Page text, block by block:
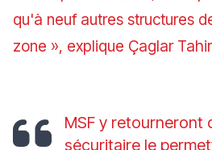
qu'à neuf autres structures
zone », explique Çaglar
MSF y retourneront
sécuritaire le